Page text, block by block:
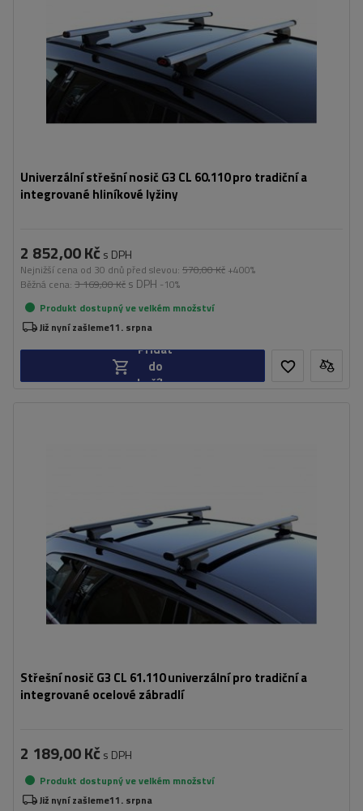
Univerzální střešní nosič G3 CL 60.110 pro tradiční a
integrované hliníkové lyžiny
2 852,00 Kč s DPH
Nejnižší cena od 30 dnů před slevou: 570,00 Kč +400%
Běžná cena: 3 169,00 Kč s DPH -10%
Produkt dostupný ve velkém množství
Již nyní zašleme11. srpna
Přidat
do
košíku
Střešní nosič G3 CL 61.110 univerzální pro tradiční a
integrované ocelové zábradlí
2 189,00 Kč s DPH
Produkt dostupný ve velkém množství
Již nyní zašleme11. srpna